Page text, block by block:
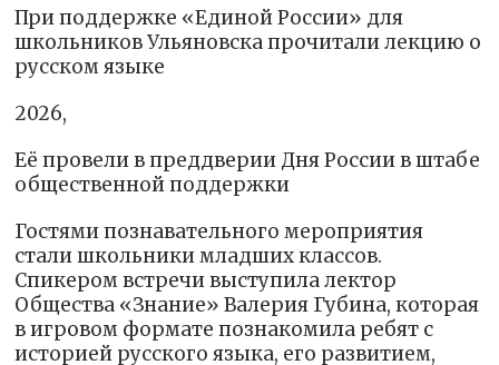
При поддержке «Единой России» для
школьников Ульяновска прочитали лекцию о
русском языке
2026,
Её провели в преддверии Дня России в штабе
общественной поддержки
Гостями познавательного мероприятия
стали школьники младших классов.
Спикером встречи выступила лектор
Общества «Знание» Валерия Губина, которая
в игровом формате познакомила ребят с
историей русского языка, его развитием,